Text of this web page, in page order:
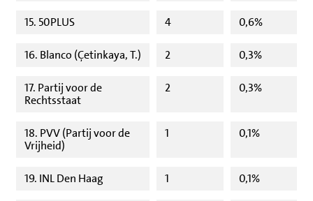
15. 50PLUS 4 0,6%
16. Blanco (Çetinkaya, T.) 2 0,3%
17. Partij voor de
Rechtsstaat
2 0,3%
18. PVV (Partij voor de
Vrijheid)
1 0,1%
19. INL Den Haag 1 0,1%